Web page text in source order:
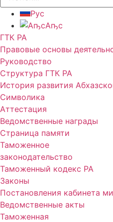
Рус
Аҧс
ГТК РА
Правовые основы
Руководство
Структура ГТК РА
История развития
Символика
Аттестация
Ведомственные награды
Страница памяти
Таможенное
законодательство
Таможенный кодекс РА
Законы
Постановления кабинета
Ведомственные акты
Таможенная